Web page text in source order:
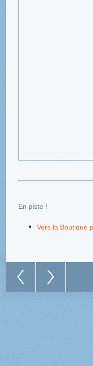
En piste !
Vers la Boutique